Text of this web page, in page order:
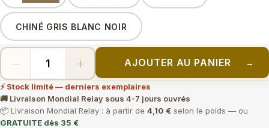
CHINÉ GRIS BLANC NOIR
− + AJOUTER AU PANIER →
⚡ Stock limité — derniers exemplaires
🚚 Livraison Mondial Relay sous 4-7 jours ouvrés
📦 Livraison Mondial Relay : à partir de 4,10 € selon le poids — ou
GRATUITE dès 35 €